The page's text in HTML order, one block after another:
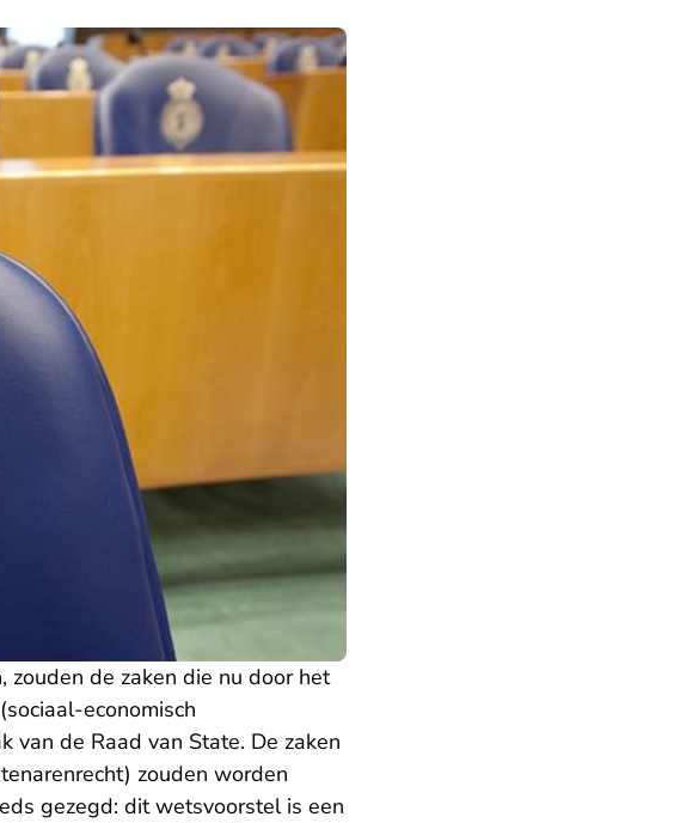
de zaken die nu door het
economisch
van de Raad van State. De zaken
zouden worden
gezegd: dit wetsvoorstel is een